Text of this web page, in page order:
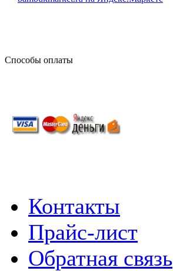
Способы оплаты
Контакты
Прайс-лист
Обратная связь